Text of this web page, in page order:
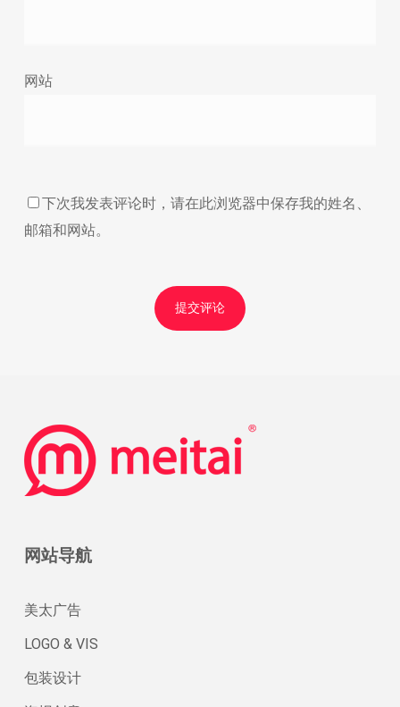
网站
下次我发表评论时，请在此浏览器中保存我的姓名、
邮箱和网站。
网站导航
美太广告
LOGO & VIS
包装设计